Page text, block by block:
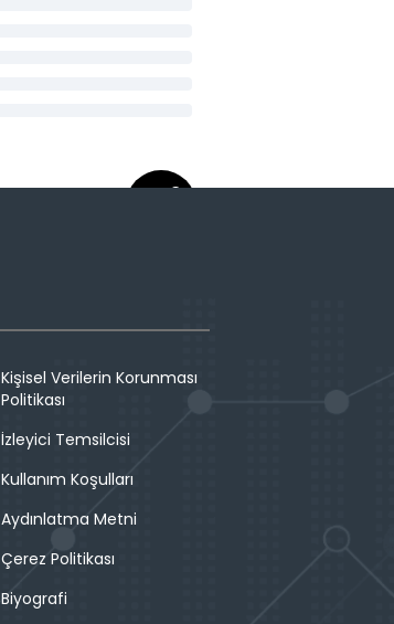
Kişisel Verilerin Korunması
Politikası
İzleyici Temsilcisi
Kullanım Koşulları
Aydınlatma Metni
Çerez Politikası
Biyografi